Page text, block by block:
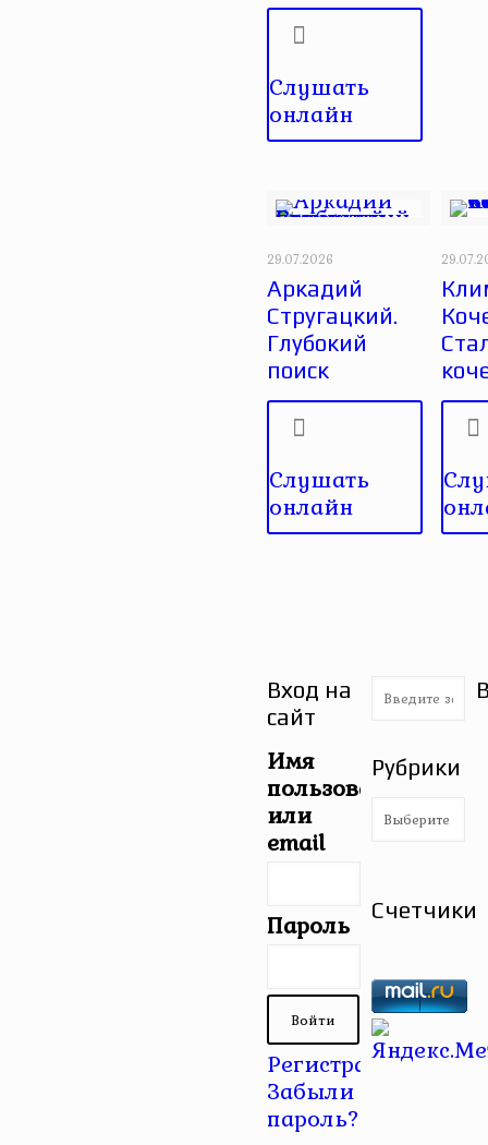
Слушать
онлайн
29.07.2026
Аркадий
Стругацкий.
Глубокий
поиск
Слушать
онлайн
Вход на
сайт
Имя
пользователя
или
email
Пароль
Регистрация |
Забыли
пароль?
Рубрики
Рубрики
Счетчики